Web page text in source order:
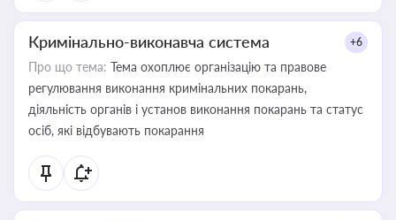
Кримінально-виконавча система +6
Про що тема: Тема охоплює організацію та правове
регулювання виконання кримінальних покарань,
діяльність органів і установ виконання покарань та статус
осіб, які відбувають покарання